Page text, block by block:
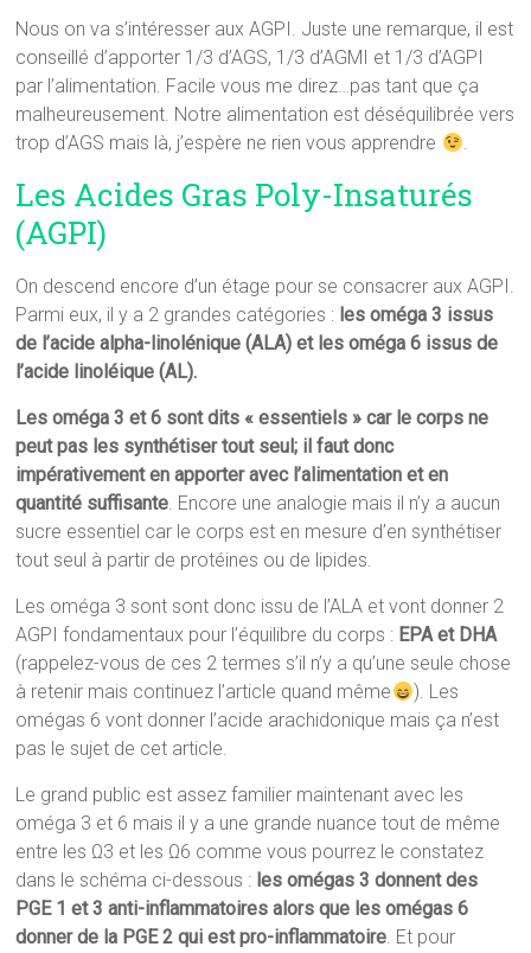
Nous on va s’intéresser aux AGPI. Juste une remarque, il est
conseillé d’apporter 1/3 d’AGS, 1/3 d’AGMI et 1/3 d’AGPI
par l’alimentation. Facile vous me direz…pas tant que ça
malheureusement. Notre alimentation est déséquilibrée vers
trop d’AGS mais là, j’espère ne rien vous apprendre
.
Les Acides Gras Poly-Insaturés
(AGPI)
On descend encore d’un étage pour se consacrer aux AGPI.
Parmi eux, il y a 2 grandes catégories : les oméga 3 issus
de l’acide alpha-linolénique (ALA) et les oméga 6 issus de
l’acide linoléique (AL).
Les oméga 3 et 6 sont dits « essentiels » car le corps ne
peut pas les synthétiser tout seul; il faut donc
impérativement en apporter avec l’alimentation et en
quantité suffisante. Encore une analogie mais il n’y a aucun
sucre essentiel car le corps est en mesure d’en synthétiser
tout seul à partir de protéines ou de lipides.
Les oméga 3 sont sont donc issu de l’ALA et vont donner 2
AGPI fondamentaux pour l’équilibre du corps : EPA et DHA
(rappelez-vous de ces 2 termes s’il n’y a qu’une seule chose
à retenir mais continuez l’article quand même
). Les
omégas 6 vont donner l’acide arachidonique mais ça n’est
pas le sujet de cet article.
Le grand public est assez familier maintenant avec les
oméga 3 et 6 mais il y a une grande nuance tout de même
entre les Ω3 et les Ω6 comme vous pourrez le constatez
dans le schéma ci-dessous : les omégas 3 donnent des
PGE 1 et 3 anti-inflammatoires alors que les omégas 6
donner de la PGE 2 qui est pro-inflammatoire. Et pour